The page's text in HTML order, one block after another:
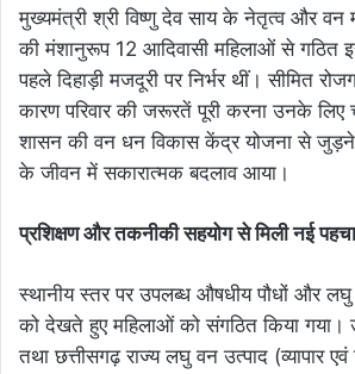
मुख्यमंत्री श्री विष्णु देव साय के नेतृत्व और वन
की मंशानुरूप 12 आदिवासी महिलाओं से गठित
पहले दिहाड़ी मजदूरी पर निर्भर थीं। सीमित
कारण परिवार की जरूरतें पूरी करना उनके लिए
शासन की वन धन विकास केंद्र योजना से
के जीवन में सकारात्मक बदलाव आया।
प्रशिक्षण और तकनीकी सहयोग से मिली नई
स्थानीय स्तर पर उपलब्ध औषधीय पौधों और
को देखते हुए महिलाओं को संगठित किया गया।
तथा छत्तीसगढ़ राज्य लघु वन उत्पाद (व्यापार